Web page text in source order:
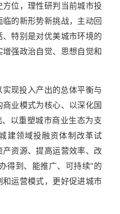
位，理性研判当前城市投
的新形势新挑战，主动回
特别是对优美城市环境的
强政治自觉、思想自觉和
现投入产出的总体平衡与
业模式为核心、以深化国
以重塑城市商业生态为支
建领域投融资体制改革试
资源、提高运营效率、改
得到、能推广、可持续”的
运营模式，更好促进城市